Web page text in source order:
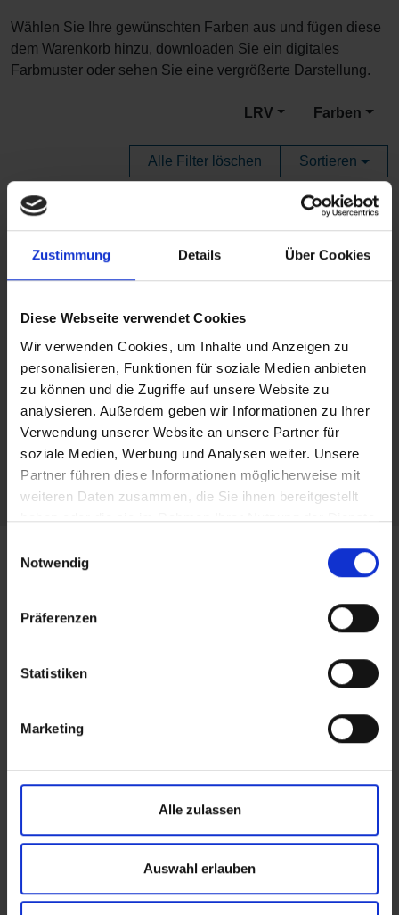
Zustimmung Details Über Cookies
Diese Webseite verwendet Cookies
Wir verwenden Cookies, um Inhalte und Anzeigen zu
personalisieren, Funktionen für soziale Medien anbieten
zu können und die Zugriffe auf unsere Website zu
analysieren. Außerdem geben wir Informationen zu Ihrer
Verwendung unserer Website an unsere Partner für
soziale Medien, Werbung und Analysen weiter. Unsere
Partner führen diese Informationen möglicherweise mit
weiteren Daten zusammen, die Sie ihnen bereitgestellt
haben oder die sie im Rahmen Ihrer Nutzung der Dienste
Notwendig
Präferenzen
Statistiken
Marketing
Alle zulassen
Auswahl erlauben
Wählen Sie Ihre gewünschten Farben aus und fügen diese
dem Warenkorb hinzu, downloaden Sie ein digitales
Farbmuster oder sehen Sie eine vergrößerte Darstellung.
LRV Farben
Alle Filter löschen Sortieren
Chord
Alle 11 Designs ansehen
Spezifikationen
BIM